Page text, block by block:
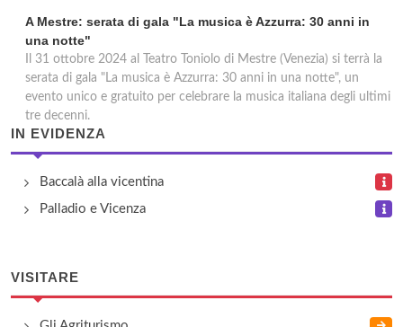
A Mestre: serata di gala "La musica è Azzurra: 30 anni in
una notte"
Il 31 ottobre 2024 al Teatro Toniolo di Mestre (Venezia) si terrà la
serata di gala "La musica è Azzurra: 30 anni in una notte", un
evento unico e gratuito per celebrare la musica italiana degli ultimi
tre decenni.
IN EVIDENZA
Baccalà alla vicentina
Palladio e Vicenza
VISITARE